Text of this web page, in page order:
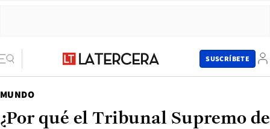
SUSCRÍBETE
MUNDO
¿Por qué el Tribunal Supremo de